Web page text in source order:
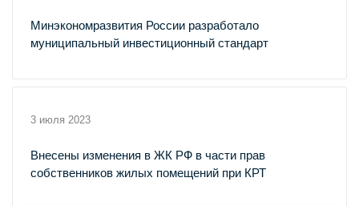
Минэкономразвития России разработало
муниципальный инвестиционный стандарт
3 июля 2023
Внесены изменения в ЖК РФ в части прав
собственников жилых помещений при КРТ